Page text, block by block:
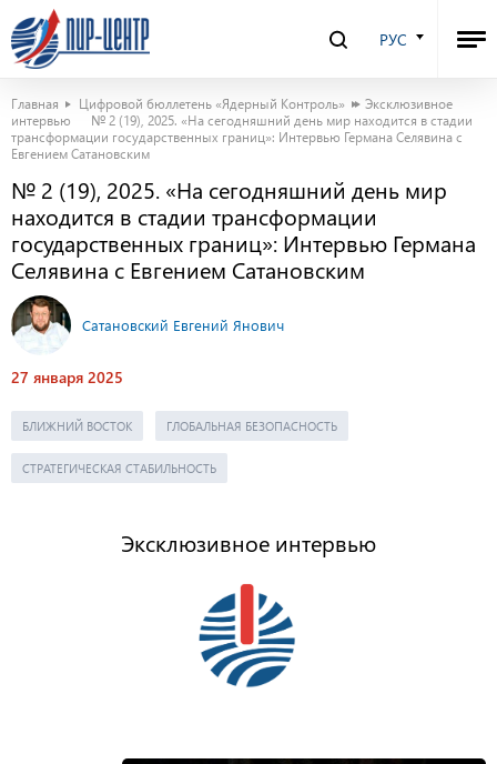
РУС
Главная Цифровой бюллетень «Ядерный Контроль»
Эксклюзивное
интервью
№ 2 (19), 2025. «На сегодняшний день мир находится в стадии
трансформации государственных границ»: Интервью Германа Селявина с
Евгением Сатановским
№ 2 (19), 2025. «На сегодняшний день мир
находится в стадии трансформации
государственных границ»: Интервью Германа
Селявина с Евгением Сатановским
Сатановский Евгений Янович
27 января 2025
БЛИЖНИЙ ВОСТОК ГЛОБАЛЬНАЯ БЕЗОПАСНОСТЬ
СТРАТЕГИЧЕСКАЯ СТАБИЛЬНОСТЬ
Эксклюзивное интервью